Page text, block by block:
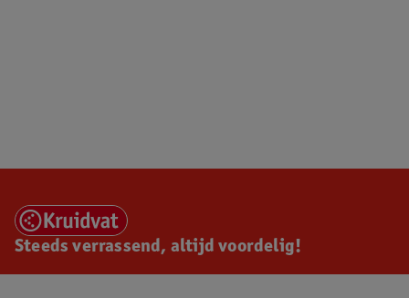
Steeds verrassend, altijd voordelig!